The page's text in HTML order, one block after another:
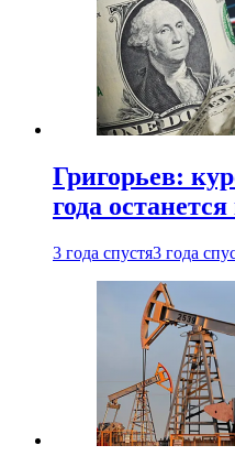
Григорьев:
года
3 года спустя3 года